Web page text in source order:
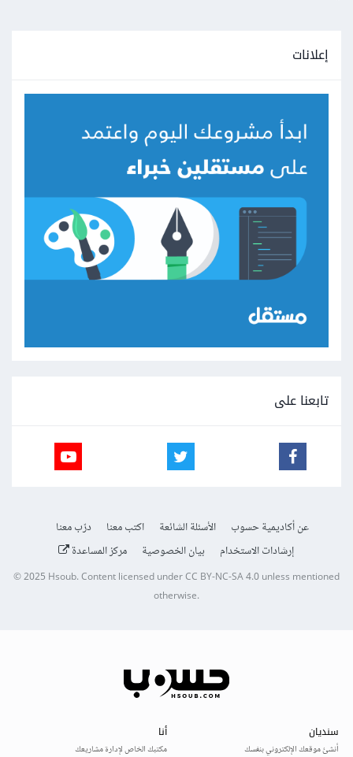
إعلانات
تابعنا على
عن أكاديمية حسوب الأسئلة الشائعة اكتب معنا
درّب معنا
إرشادات الاستخدام
بيان الخصوصية مركز المساعدة
© 2025Hsoub.Content licensed underCC BY-NC-SA 4.0unless mentioned
otherwise.